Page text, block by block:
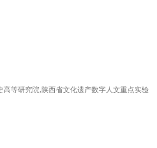
高等研究院,陕西省文化遗产数字人文重点实验